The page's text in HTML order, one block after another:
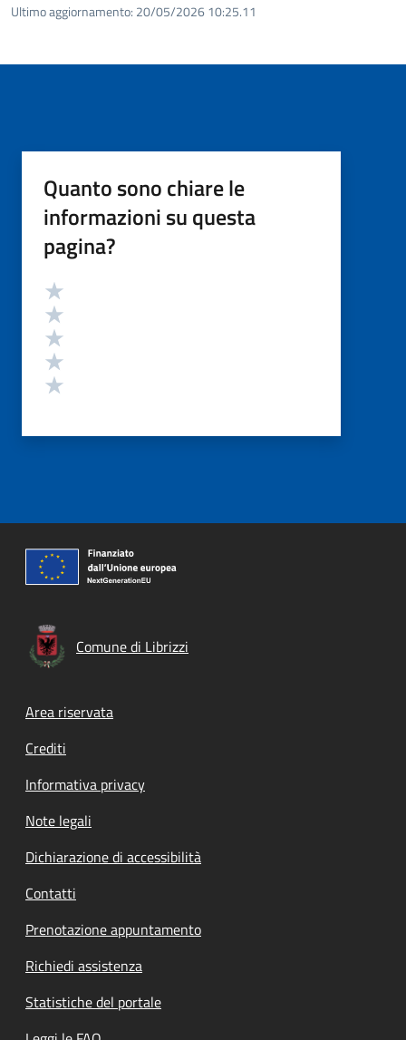
Ultimo aggiornamento: 20/05/2026 10:25.11
Quanto sono chiare le
informazioni su questa
pagina?
Valutazione
Comune di Librizzi
Footer menu
Area riservata
Crediti
Informativa privacy
Note legali
Dichiarazione di accessibilità
Contatti
Prenotazione appuntamento
Richiedi assistenza
Statistiche del portale